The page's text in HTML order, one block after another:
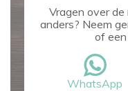
Vragen over
anders? Neem
of een
WhatsApp